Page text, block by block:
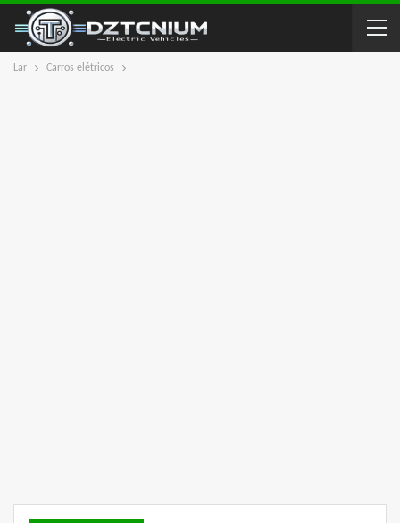
Lar Carros elétricos